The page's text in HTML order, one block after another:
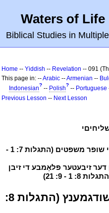
Waters of Life
Biblical Studies in
Home -- Yiddish -- Revelation -- 091
This page in: --Arabic --Armenian --
Indonesian? -- Polish? -- Portuguese
Previous Lesson -- Next Lesson
בוך 3 - די קהילה פון משיחן און די שופר משפטים (התגלות 7: 1 -
דער זיבעטער פּלאָמבע די זיבן
1 - 9: 21)
2. די זיבן טרומפּעט דזשודגמענץ (התגלות 8: